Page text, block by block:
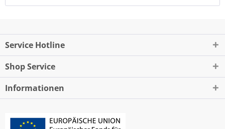
Service Hotline
Shop Service
Informationen